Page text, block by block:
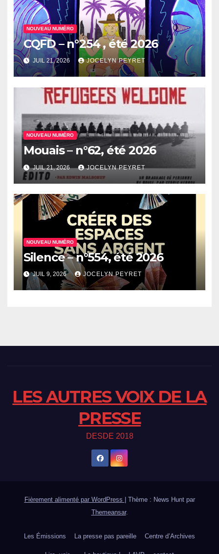
NOUVEAU NUMÉRO
CQFD – n°254 , été 2026
JUIL 21, 2026 JOCELYN PEYRET
NOUVEAU NUMÉRO
Mouais – n°62, été 2026
JUIL 21, 2026 JOCELYN PEYRET
NOUVEAU NUMÉRO
Silence – n°554, été 2026
JUIL 9, 2026 JOCELYN PEYRET
LES AUTRES VOIX DE LA
PRESSE
DESDE 2018
Fièrement alimenté par WordPress
Thème : News Hunt par
Themeansar.
Les Émissions La presse pas pareille Centre d’Archives